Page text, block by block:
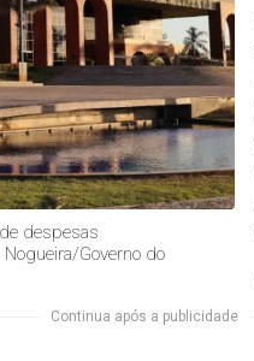
despesas
Governo do
Continua após a publicidade